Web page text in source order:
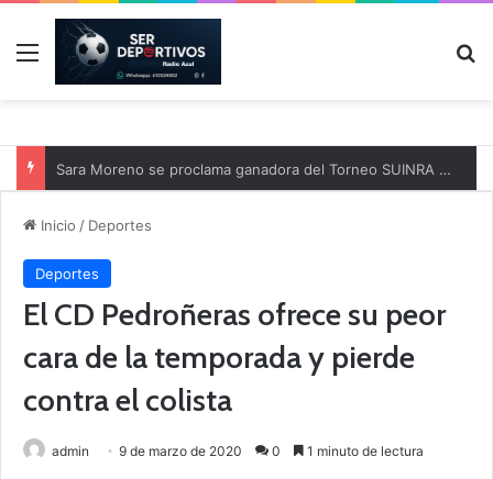
Menú
Inicio / Deportes
Deportes
El CD Pedroñeras ofrece su peor
cara de la temporada y pierde
contra el colista
admin 9 de marzo de 2020 0 1 minuto de lectura